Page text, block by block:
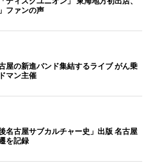
ファンの声
屋の新進バンド集結するライブ がん乗
マン主催
名古屋サブカルチャー史」出版 名古屋
を記録